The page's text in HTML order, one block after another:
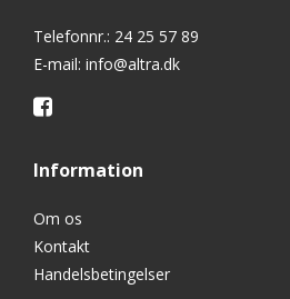
Telefonnr.: 24 25 57 89
E-mail: info@altra.dk
Information
Om os
Kontakt
Handelsbetingelser